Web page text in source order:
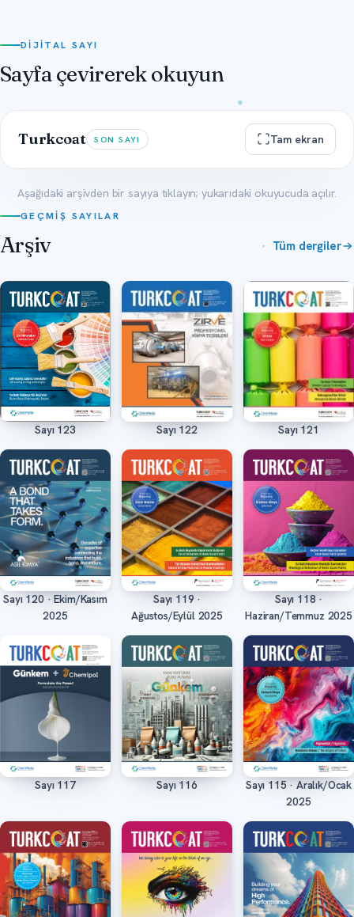
DIJITAL SAYI
Sayfa çevirerek okuyun
Turkcoat SON SAYI Tam ekran
Aşağıdaki arşivden bir sayıya tıklayın; yukarıdaki okuyucuda açılır.
GEÇMIŞ SAYILAR
Arşiv Tüm dergiler
Oku
Sayı 123 Oku
Sayı 122 Oku
Sayı 121
Oku
Sayı 120 · Ekim/Kasım
2025
Oku
Sayı 119 ·
Ağustos/Eylül 2025
Oku
Sayı 118 ·
Haziran/Temmuz 2025
Oku
Sayı 117 Oku
Sayı 116 Oku
Sayı 115 · Aralık/Ocak
2025